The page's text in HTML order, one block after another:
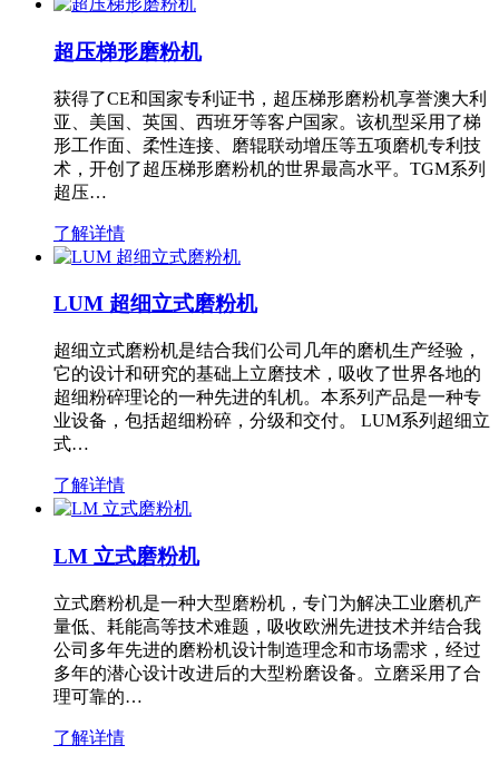
超压梯形磨粉机
获得了CE和国家专利证书，超压梯形磨粉机享誉澳大利
亚、美国、英国、西班牙等客户国家。该机型采用了梯
形工作面、柔性连接、磨辊联动增压等五项磨机专利技
术，开创了超压梯形磨粉机的世界最高水平。TGM系列
超压…
了解详情
LUM 超细立式磨粉机
超细立式磨粉机是结合我们公司几年的磨机生产经验，
它的设计和研究的基础上立磨技术，吸收了世界各地的
超细粉碎理论的一种先进的轧机。本系列产品是一种专
业设备，包括超细粉碎，分级和交付。 LUM系列超细立
式…
了解详情
LM 立式磨粉机
立式磨粉机是一种大型磨粉机，专门为解决工业磨机产
量低、耗能高等技术难题，吸收欧洲先进技术并结合我
公司多年先进的磨粉机设计制造理念和市场需求，经过
多年的潜心设计改进后的大型粉磨设备。立磨采用了合
理可靠的…
了解详情